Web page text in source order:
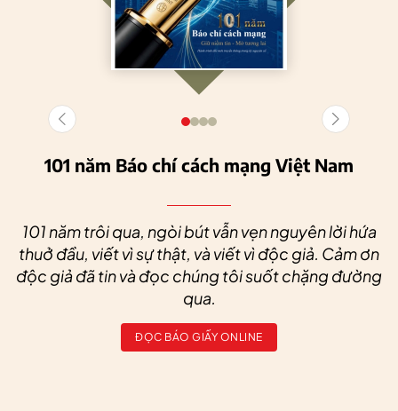
101 năm Báo chí cách mạng Việt Nam
101 năm trôi qua, ngòi bút vẫn vẹn nguyên lời hứa
thuở đầu, viết vì sự thật, và viết vì độc giả. Cảm ơn
độc giả đã tin và đọc chúng tôi suốt chặng đường
qua.
ĐỌC BÁO GIẤY ONLINE